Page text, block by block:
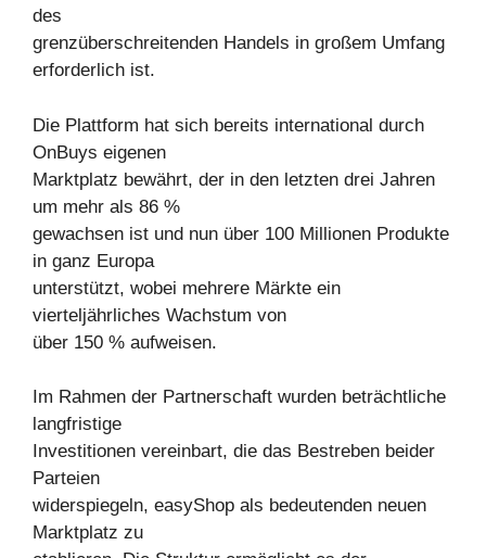
des
grenzüberschreitenden Handels in großem Umfang
erforderlich ist.
Die Plattform hat sich bereits international durch
OnBuys eigenen
Marktplatz bewährt, der in den letzten drei Jahren
um mehr als 86 %
gewachsen ist und nun über 100 Millionen Produkte
in ganz Europa
unterstützt, wobei mehrere Märkte ein
vierteljährliches Wachstum von
über 150 % aufweisen.
Im Rahmen der Partnerschaft wurden beträchtliche
langfristige
Investitionen vereinbart, die das Bestreben beider
Parteien
widerspiegeln, easyShop als bedeutenden neuen
Marktplatz zu